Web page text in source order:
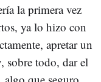
la primera vez
ya lo hizo con
apretar un
sobre todo, dar el